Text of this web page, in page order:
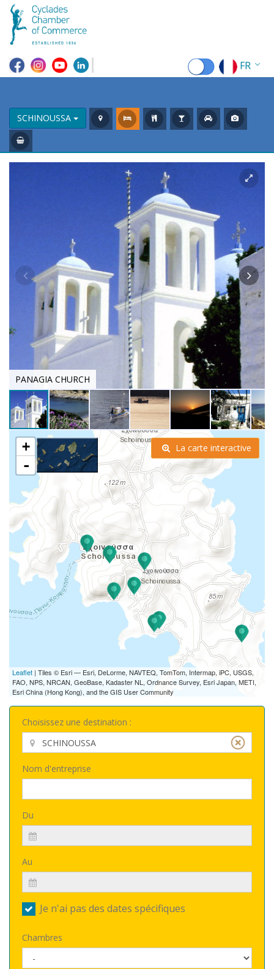
FR
IT
ES
SCHINOUSSA
PANAGIA CHURCH
+
-
Leaflet | Tiles © Esri — Esri, DeLorme, NAVTEQ, TomTom, Intermap, iPC, USGS,
FAO, NPS, NRCAN, GeoBase, Kadaster NL, Ordnance Survey, Esri Japan, METI,
Esri China (Hong Kong), and the GIS User Community
La carte interactive
Choisissez une destination :
Nom d'entreprise
Du
Au
Je n'ai pas des dates spécifiques
Chambres